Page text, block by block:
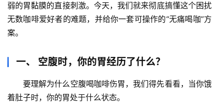
弱的胃黏膜的直接刺激。今天，我们就来彻底搞懂这个困扰
无数咖啡爱好者的难题，并给你一套可操作的“无痛喝咖”方
案。
一、 空腹时，你的胃经历了什么？
要理解为什么空腹喝咖啡伤胃，我们得先看看，当你饿
着肚子时，你的胃处于什么状态。